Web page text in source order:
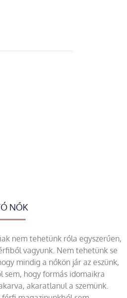
NŐK
nem tehetünk róla egyszerűen,
vagyunk. Nem tehetünk se
mindig a nőkön jár az eszünk,
sem, hogy formás idomaikra
akaratlanul a szemünk.